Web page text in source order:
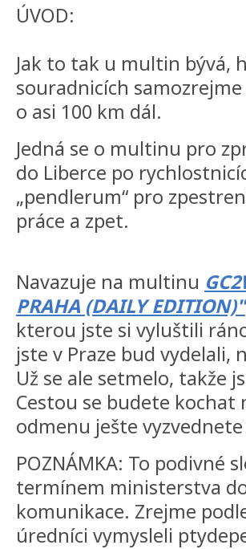
ÚVOD:
Jak to tak u multin bývá,
souradnicích
o asi 100 km dál.
Jedná se o multinu pro
do Liberce po
„pendlerum“ pro
práce a zpet.
Navazuje na multinu
PRAHA (DAILY EDITION)"
kterou jste si vyluštili
jste v Praze bud
Už se ale setmelo, takže
Cestou se budete kochat
odmenu ješte
POZNÁMKA: To podivné
termínem ministerstva
komunikace. Zrejme
úredníci vymysleli